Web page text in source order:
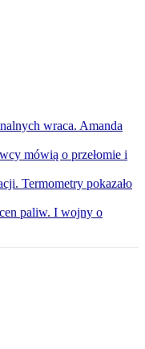
wraca. Amanda
mówią o przełomie i
Termometry pokazało
paliw. I wojny o